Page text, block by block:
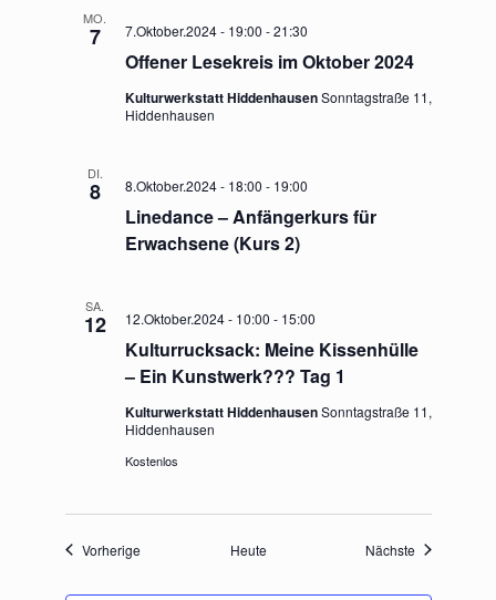
MO.
7
Offener Lesekreis im Oktober 2024
7.Oktober.2024 - 19:00 -21:30
Kulturwerkstatt HiddenhausenSonntagstraße 11,
Hiddenhausen
DI.
8
Linedance – Anfängerkurs für
Erwachsene (Kurs 2)
8.Oktober.2024 - 18:00 - 19:00
SA.
12
Kulturrucksack: Meine Kissenhülle
– Ein Kunstwerk??? Tag 1
12.Oktober.2024 - 10:00 - 15:00
Kulturwerkstatt HiddenhausenSonntagstraße 11,
Hiddenhausen
Kostenlos
VorherigeVeranstaltungenHeute Nächste